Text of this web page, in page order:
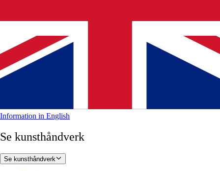
Information in English
Se kunsthåndverk
Se kunsthåndverk